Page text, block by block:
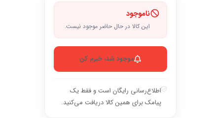
ناموجود
این کالا در حال حاضر موجود نیست.
موجود شد، خبرم کن
اطلاع‌رسانی رایگان است و فقط یک
پیامک برای همین کالا دریافت می‌کنید.